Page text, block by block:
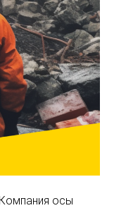
Компания осы